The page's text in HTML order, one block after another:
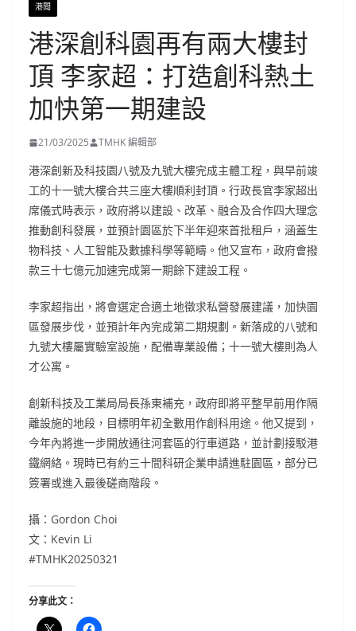
港聞
港深創科園再有兩大樓封
頂 李家超：打造創科熱土
加快第一期建設
21/03/2025 TMHK 編輯部
港深創新及科技園八號及九號大樓完成主體工程，與早前竣
工的十一號大樓合共三座大樓順利封頂。行政長官李家超出
席儀式時表示，政府將以建設、改革、融合及合作四大理念
推動創科發展，並預計園區於下半年迎來首批租戶，涵蓋生
物科技、人工智能及數據科學等範疇。他又宣布，政府會撥
款三十七億元加速完成第一期餘下建設工程。
李家超指出，將會選定合適土地徵求私營發展建議，加快園
區發展步伐，並預計年內完成第二期規劃。新落成的八號和
九號大樓屬實驗室設施，配備專業設備；十一號大樓則為人
才公寓。
創新科技及工業局局長孫東補充，政府即將平整早前用作隔
離設施的地段，目標明年初全數用作創科用途。他又提到，
今年內將進一步開放通往河套區的行車道路，並計劃接駁港
鐵網絡。現時已有約三十間科研企業申請進駐園區，部分已
簽署或進入最後磋商階段。
攝：Gordon Choi
文：Kevin Li
#TMHK20250321
分享此文：